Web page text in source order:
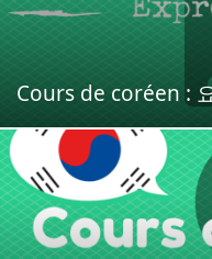
Cours de coréen :